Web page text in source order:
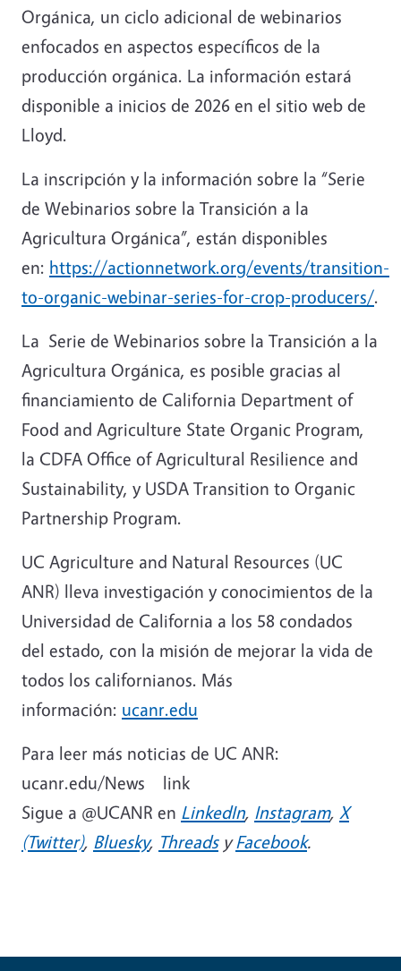
Orgánica, un ciclo adicional de webinarios
enfocados en aspectos específicos de la
producción orgánica. La información estará
disponible a inicios de 2026 en el sitio web de
Lloyd.
La inscripción y la información sobre la “Serie
de Webinarios sobre la Transición a la
Agricultura Orgánica”, están disponibles
en: https://actionnetwork.org/events/transition-
to-organic-webinar-series-for-crop-producers/.
La Serie de Webinarios sobre la Transición a la
Agricultura Orgánica, es posible gracias al
financiamiento de California Department of
Food and Agriculture State Organic Program,
la CDFA Office of Agricultural Resilience and
Sustainability, y USDA Transition to Organic
Partnership Program.
UC Agriculture and Natural Resources (UC
ANR) lleva investigación y conocimientos de la
Universidad de California a los 58 condados
del estado, con la misión de mejorar la vida de
todos los californianos. Más
información: ucanr.edu
Para leer más noticias de UC ANR:
ucanr.edu/News link
Sigue a @UCANR en LinkedIn, Instagram, X
(Twitter), Bluesky, ThreadsyFacebook.